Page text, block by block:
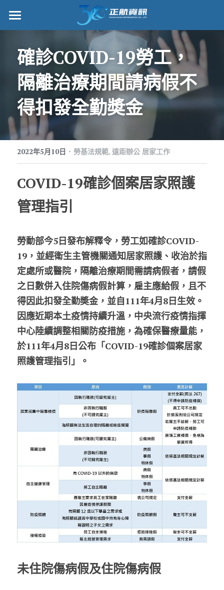
正航首頁
數位轉型
管理功能
標竿客戶
詢問/採購
客戶服務
關於正航
股東專區
ESG永續經營
隱私權政策指南
聯絡正航
確診COVID-19勞工，
隔離治療期間請病假不
得扣發全勤奬金
2022年5月10日 · 勞基法規範, 遠距辦公 居家工作
COVID-19確診個案居家照護
管理指引
勞動部今5日發布解釋令，勞工如確診COVID-
19，並經衛生主管機關通知居家照護、收治於指
定處所或醫院，隔離治療期間需請病假者，請假
之日數併入住院傷病假計算，雇主應給假，且不
得因此扣發全勤奬金，並自111年4月8日生效。
因應近期本土疫情持續升溫，中央流行疫情指揮
中心陸續調整相關防疫措施，為確保醫療量能，
於111年4月8日公布「COVID-19確診個案居家
照護管理指引」。
未住院傷病假及住院傷病假